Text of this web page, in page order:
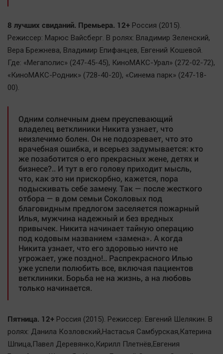
8 лучших свиданий. Премьера. 12+ Россия (2015).
Режиссер: Марюс Вайсберг. В ролях: Владимир Зеленский,
Вера Брежнева, Владимир Епифанцев, Евгений Кошевой.
Где: «Мегаполис» (247-45-45), КиноМАКС-Урал» (272-02-72),
«КиноМАКС-Родник» (728-40-20), «Синема парк» (247-18-
00).
Одним солнечным днем преуспевающий
владелец ветклиники Никита узнает, что
неизлечимо болен. Он не подозревает, что это
врачебная ошибка, и всерьез задумывается: кто
же позаботится о его прекрасных жене, детях и
бизнесе?.. И тут в его голову приходит мысль,
что, как это ни прискорбно, кажется, пора
подыскивать себе замену. Так — после жесткого
отбора — в дом семьи Соколовых под
благовидным предлогом заселяется пожарный
Илья, мужчина надежный и без вредных
привычек. Никита начинает тайную операцию
под кодовым названием «замена». А когда
Никита узнает, что его здоровью ничто не
угрожает, уже поздно!.. Распрекрасного Илью
уже успели полюбить все, включая пациентов
ветклиники. Борьба не на жизнь, а на любовь
только начинается.
Пятница. 12+ Россия (2015). Режиссер: Евгений Шелякин. В
ролях: Данила Козловский,Настасья Самбурская,Катерина
Шпица,Павел Деревянко,Кирилл Плетнёв,Евгения